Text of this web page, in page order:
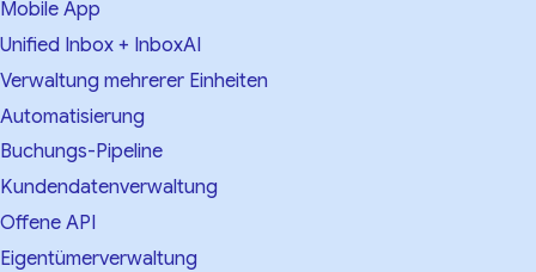
Mobile App
Unified Inbox + InboxAI
Verwaltung mehrerer Einheiten
Automatisierung
Buchungs-Pipeline
Kundendatenverwaltung
Offene API
Eigentümerverwaltung